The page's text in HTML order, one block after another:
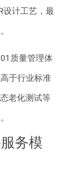
设计工艺，最
质量管理体
于行业标准
老化测试等
务模